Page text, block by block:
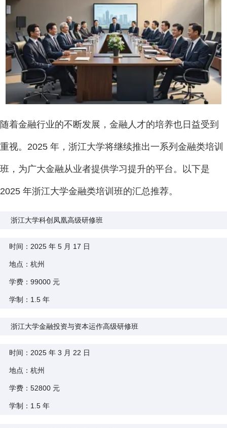
随着金融行业的不断发展，金融人才的培养也日益受到
重视。2025 年，浙江大学将继续推出一系列金融类培训
班，为广大金融从业者提供学习提升的平台。以下是
2025 年浙江大学金融类培训班的汇总推荐。
浙江大学科创凤凰高级研修班
时间：2025 年 5 月 17 日
地点：杭州
学费：99000 元
学制：1.5 年
浙江大学金融投资与资本运作高级研修班
时间：2025 年 3 月 22 日
地点：杭州
学费：52800 元
学制：1.5 年